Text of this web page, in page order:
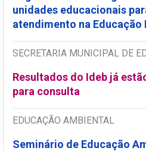
unidades educacionais
atendimento na Educação
SECRETARIA MUNICIPAL DE
Resultados do Ideb já
para consulta
EDUCAÇÃO AMBIENTAL
Seminário de Educação